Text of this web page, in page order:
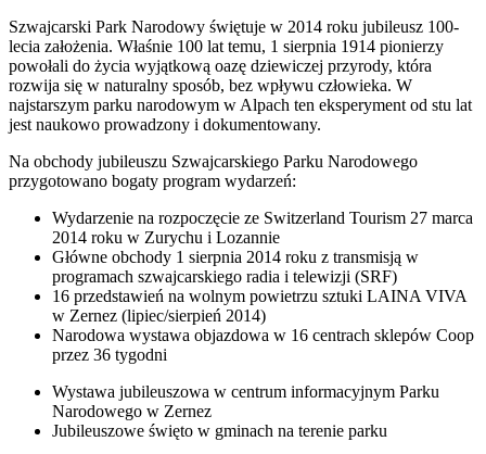
Szwajcarski Park Narodowy świętuje w 2014 roku jubileusz 100-
lecia założenia. Właśnie 100 lat temu, 1 sierpnia 1914 pionierzy
powołali do życia wyjątkową oazę dziewiczej przyrody, która
rozwija się w naturalny sposób, bez wpływu człowieka. W
najstarszym parku narodowym w Alpach ten eksperyment od stu lat
jest naukowo prowadzony i dokumentowany.
Na obchody jubileuszu Szwajcarskiego Parku Narodowego
przygotowano bogaty program wydarzeń:
Wydarzenie na rozpoczęcie ze Switzerland Tourism 27 marca
2014 roku w Zurychu i Lozannie
Główne obchody 1 sierpnia 2014 roku z transmisją w
programach szwajcarskiego radia i telewizji (SRF)
16 przedstawień na wolnym powietrzu sztuki LAINA VIVA
w Zernez (lipiec/sierpień 2014)
Narodowa wystawa objazdowa w 16 centrach sklepów Coop
przez 36 tygodni
Wystawa jubileuszowa w centrum informacyjnym Parku
Narodowego w Zernez
Jubileuszowe święto w gminach na terenie parku